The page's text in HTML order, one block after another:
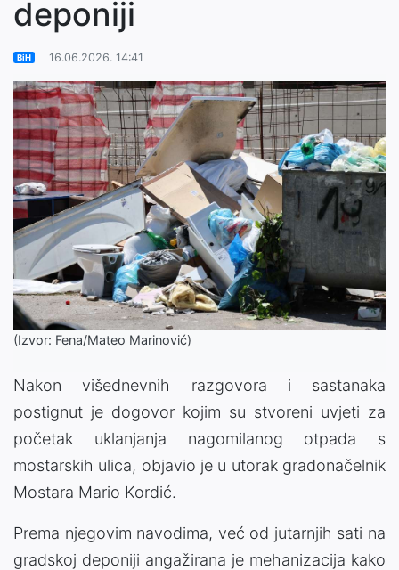
deponiji
BiH 16.06.2026. 14:41
(Izvor: Fena/Mateo Marinović)
Nakon višednevnih razgovora i sastanaka
postignut je dogovor kojim su stvoreni uvjeti za
početak uklanjanja nagomilanog otpada s
mostarskih ulica, objavio je u utorak gradonačelnik
Mostara Mario Kordić.
Prema njegovim navodima, već od jutarnjih sati na
gradskoj deponiji angažirana je mehanizacija kako